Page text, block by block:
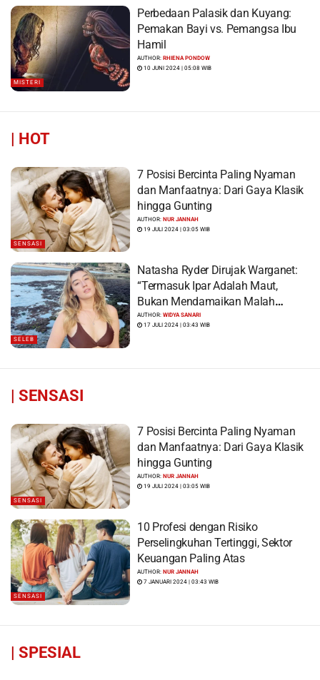
MISTERI
Perbedaan Palasik dan Kuyang:
Pemakan Bayi vs. Pemangsa Ibu
Hamil
AUTHOR:RHIENA PONDOW
10 JUNI 2024 | 05:08 WIB
| HOT
SENSASI
7 Posisi Bercinta Paling Nyaman
dan Manfaatnya: Dari Gaya Klasik
hingga Gunting
AUTHOR:NUR JANNAH
19 JULI 2024 | 03:05 WIB
SELEB
Natasha Ryder Dirujak Warganet:
“Termasuk Ipar Adalah Maut,
Bukan Mendamaikan Malah
Menyiram Bensin”
AUTHOR:WIDYA SANARI
17 JULI 2024 | 03:43 WIB
| SENSASI
SENSASI
7 Posisi Bercinta Paling Nyaman
dan Manfaatnya: Dari Gaya Klasik
hingga Gunting
AUTHOR:NUR JANNAH
19 JULI 2024 | 03:05 WIB
SENSASI
10 Profesi dengan Risiko
Perselingkuhan Tertinggi, Sektor
Keuangan Paling Atas
AUTHOR:NUR JANNAH
7 JANUARI 2024 | 03:43 WIB
| SPESIAL